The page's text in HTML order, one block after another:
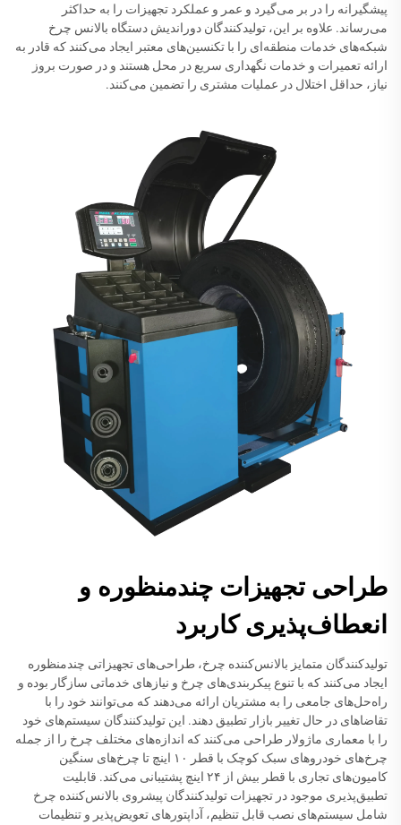
پیشگیرانه را در بر می‌گیرد و عمر و عملکرد تجهیزات را به حداکثر
می‌رساند. علاوه بر این، تولیدکنندگان دوراندیش دستگاه بالانس چرخ
شبکه‌های خدمات منطقه‌ای را با تکنسین‌های معتبر ایجاد می‌کنند که قادر به
ارائه تعمیرات و خدمات نگهداری سریع در محل هستند و در صورت بروز
نیاز، حداقل اختلال در عملیات مشتری را تضمین می‌کنند.
طراحی تجهیزات چندمنظوره و
انعطاف‌پذیری کاربرد
تولیدکنندگان متمایز بالانس‌کننده چرخ، طراحی‌های تجهیزاتی چندمنظوره
ایجاد می‌کنند که با تنوع پیکربندی‌های چرخ و نیازهای خدماتی سازگار بوده و
راه‌حل‌های جامعی را به مشتریان ارائه می‌دهند که می‌توانند خود را با
تقاضاهای در حال تغییر بازار تطبیق دهند. این تولیدکنندگان سیستم‌های خود
را با معماری ماژولار طراحی می‌کنند که اندازه‌های مختلف چرخ را از جمله
چرخ‌های خودروهای سبک کوچک با قطر ۱۰ اینچ تا چرخ‌های سنگین
کامیون‌های تجاری با قطر بیش از ۲۴ اینچ پشتیبانی می‌کند. قابلیت
تطبیق‌پذیری موجود در تجهیزات تولیدکنندگان پیشروی بالانس‌کننده چرخ
شامل سیستم‌های نصب قابل تنظیم، آداپتورهای تعویض‌پذیر و تنظیمات